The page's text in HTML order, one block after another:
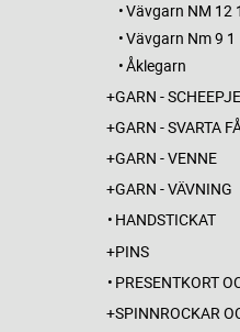
Vävgarn NM 12 1
Vävgarn Nm 9 1
Åklegarn
GARN -
GARN - SVARTA
GARN - VENNE
GARN - VÄVNING
HANDSTICKAT
PINS
PRESENTKORT OCH
SPINNROCKAR